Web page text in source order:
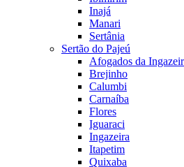
Inajá
Manari
Sertânia
Sertão do Pajeú
Afogados da
Brejinho
Calumbi
Carnaíba
Flores
Iguaraci
Ingazeira
Itapetim
Quixaba